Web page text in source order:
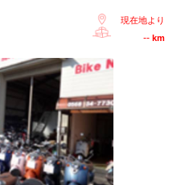
現在地より
-- km